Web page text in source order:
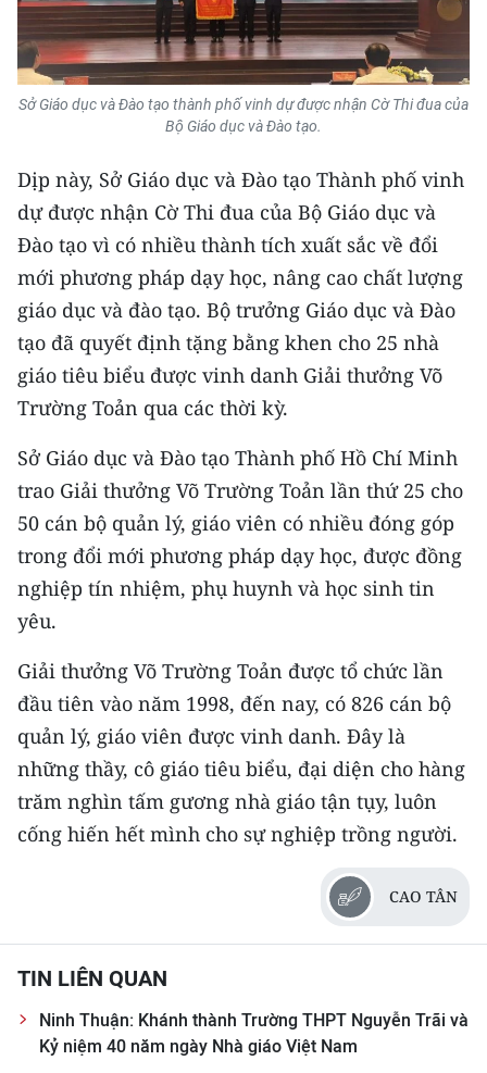
ENGLISH
中文
FRANÇAIS
РУССКИЙ
ESPAÑOL
한국어
Sở Giáo dục và Đào tạo thành phố vinh dự được nhận Cờ Thi đua của
Bộ Giáo dục và Đào tạo.
Dịp này, Sở Giáo dục và Đào tạo Thành phố vinh
dự được nhận Cờ Thi đua của Bộ Giáo dục và
Đào tạo vì có nhiều thành tích xuất sắc về đổi
mới phương pháp dạy học, nâng cao chất lượng
giáo dục và đào tạo. Bộ trưởng Giáo dục và Đào
tạo đã quyết định tặng bằng khen cho 25 nhà
giáo tiêu biểu được vinh danh Giải thưởng Võ
Trường Toản qua các thời kỳ.
Sở Giáo dục và Đào tạo Thành phố Hồ Chí Minh
trao Giải thưởng Võ Trường Toản lần thứ 25 cho
50 cán bộ quản lý, giáo viên có nhiều đóng góp
trong đổi mới phương pháp dạy học, được đồng
nghiệp tín nhiệm, phụ huynh và học sinh tin
yêu.
Giải thưởng Võ Trường Toản được tổ chức lần
đầu tiên vào năm 1998, đến nay, có 826 cán bộ
quản lý, giáo viên được vinh danh. Đây là
những thầy, cô giáo tiêu biểu, đại diện cho hàng
trăm nghìn tấm gương nhà giáo tận tụy, luôn
cống hiến hết mình cho sự nghiệp trồng người.
CAO TÂN
TIN LIÊN QUAN
Ninh Thuận: Khánh thành Trường THPT Nguyễn Trãi và
Kỷ niệm 40 năm ngày Nhà giáo Việt Nam